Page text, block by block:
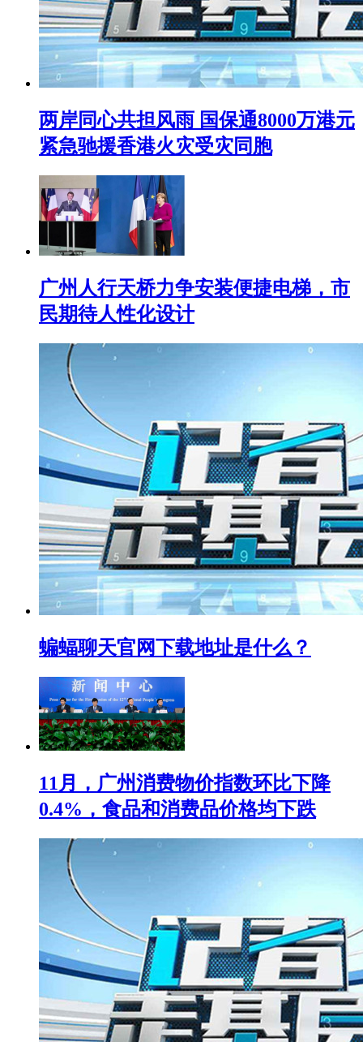
两岸同心共担风雨 国保通8000万港元
紧急驰援香港火灾受灾同胞
广州人行天桥力争安装便捷电梯，市
民期待人性化设计
蝙蝠聊天官网下载地址是什么？
11月，广州消费物价指数环比下降
0.4%，食品和消费品价格均下跌